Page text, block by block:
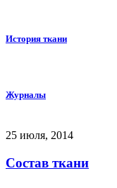
История ткани
Журналы
25 июля, 2014
Состав ткани